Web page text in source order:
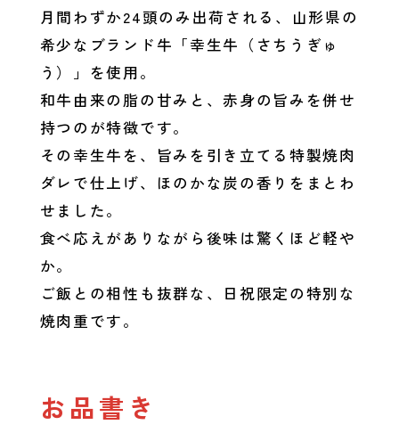
月間わずか24頭のみ出荷される、山形県の
希少なブランド牛「幸生牛（さちうぎゅ
う）」を使用。
和牛由来の脂の甘みと、赤身の旨みを併せ
持つのが特徴です。
その幸生牛を、旨みを引き立てる特製焼肉
ダレで仕上げ、ほのかな炭の香りをまとわ
せました。
食べ応えがありながら後味は驚くほど軽や
か。
ご飯との相性も抜群な、日祝限定の特別な
焼肉重です。
お品書き